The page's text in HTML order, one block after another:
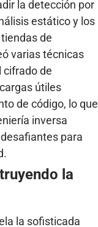
la detección por
estático y los
de
varias técnicas
cifrado de
útiles
de código, lo que
inversa
para
la
la sofisticada